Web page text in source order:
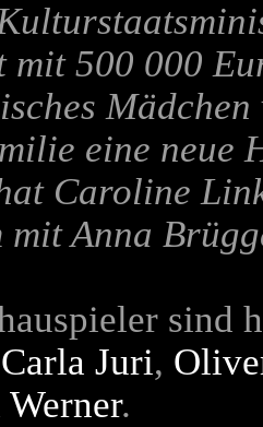
mit 500 000
eine neue
Caroline
mit Anna
Carla Juri,
.